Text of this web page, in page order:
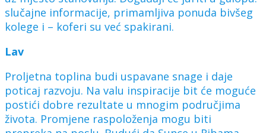
slučajne informacije, primamljiva ponuda bivšeg
kolege i – koferi su već spakirani.
Lav
Proljetna toplina budi uspavane snage i daje
poticaj razvoju. Na valu inspiracije bit će moguće
postići dobre rezultate u mnogim područjima
života. Promjene raspoloženja mogu biti